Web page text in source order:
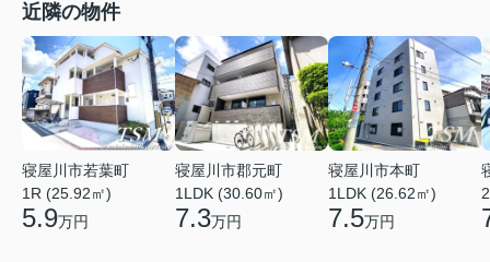
近隣の物件
寝屋川市若葉町
1R (25.92㎡)
5.9万円
寝屋川市郡元町
1LDK (30.60㎡)
7.3万円
寝屋川市本町
1LDK (26.62㎡)
7.5万円